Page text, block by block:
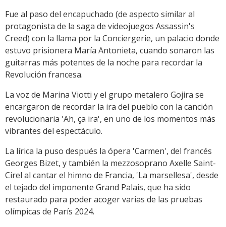
Fue al paso del encapuchado (de aspecto similar al
protagonista de la saga de videojuegos Assassin's
Creed) con la llama por la Conciergerie, un palacio donde
estuvo prisionera María Antonieta, cuando sonaron las
guitarras más potentes de la noche para recordar la
Revolución francesa.
La voz de Marina Viotti y el grupo metalero Gojira se
encargaron de recordar la ira del pueblo con la canción
revolucionaria 'Ah, ça ira', en uno de los momentos más
vibrantes del espectáculo.
La lírica la puso después la ópera 'Carmen', del francés
Georges Bizet, y también la mezzosoprano Axelle Saint-
Cirel al cantar el himno de Francia, 'La marsellesa', desde
el tejado del imponente Grand Palais, que ha sido
restaurado para poder acoger varias de las pruebas
olímpicas de París 2024.